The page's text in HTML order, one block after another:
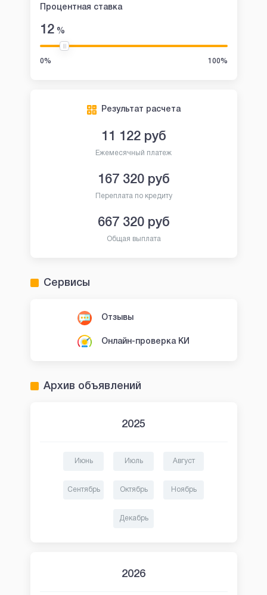
Процентная ставка
12%
0% 100%
Результат расчета
11 122руб
Ежемесячный платеж
167 320руб
Переплата по кредиту
667 320руб
Общая выплата
Сервисы
Отзывы
Онлайн-проверка КИ
Архив объявлений
2025
Июнь Июль Август
Сентябрь Октябрь Ноябрь
Декабрь
2026